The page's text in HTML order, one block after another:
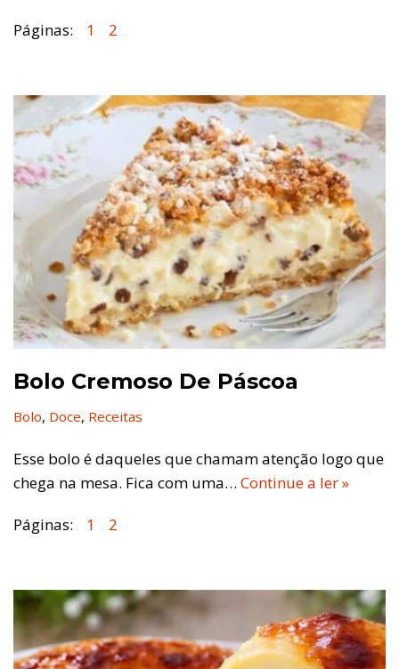
Páginas: 1 2
Bolo Cremoso De Páscoa
Bolo, Doce, Receitas
Esse bolo é daqueles que chamam atenção logo que
chega na mesa. Fica com uma… Continue a ler »
Páginas: 1 2